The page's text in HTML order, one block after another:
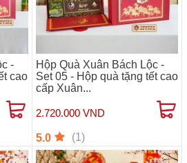
-
cao
Hộp Quà Xuân Bách Lộc -
Set 05 - Hộp quà tặng tết cao
cấp Xuân...
2.720.000 VND
5.0 (1)